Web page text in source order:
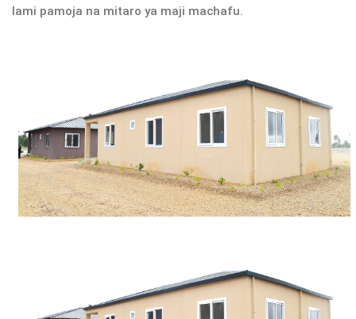
lami pamoja na mitaro ya maji machafu.